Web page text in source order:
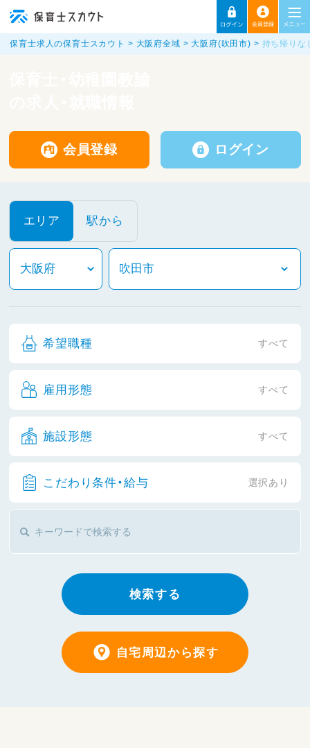
保育士求人の保育士スカウト 大阪府全域 大阪府(吹田市) 持ち帰りな
会員登録 ログイン
エリア 駅から
希望職種 すべて
雇用形態 すべて
施設形態 すべて
こだわり条件・給与 選択あり
検索する
自宅周辺から探す